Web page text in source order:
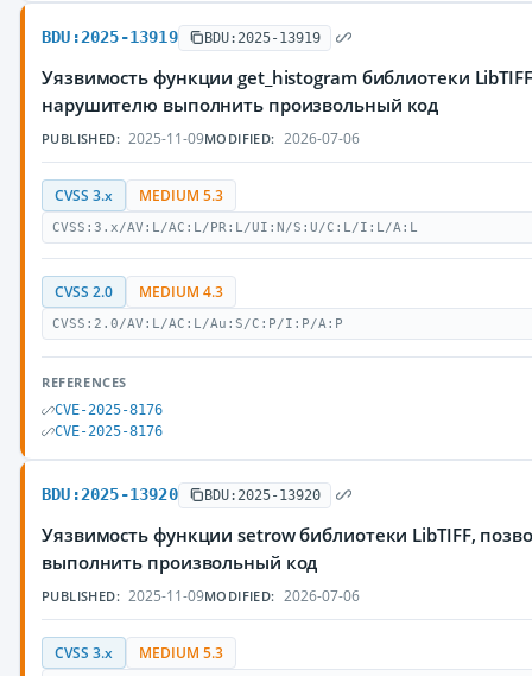
BDU:2025-13919 BDU:2025-13919
Уязвимость функции get_histogram библиотеки
нарушителю выполнить произвольный код
PUBLISHED: 2025-11-09MODIFIED: 2026-07-06
CVSS 3.x MEDIUM 5.3
CVSS:3.x/AV:L/AC:L/PR:L/UI:N/S:U/C:L/I:L/A:L
CVSS 2.0 MEDIUM 4.3
CVSS:2.0/AV:L/AC:L/Au:S/C:P/I:P/A:P
REFERENCES
CVE-2025-8176
CVE-2025-8176
BDU:2025-13920 BDU:2025-13920
Уязвимость функции setrow библиотеки LibTIFF,
выполнить произвольный код
PUBLISHED: 2025-11-09MODIFIED: 2026-07-06
CVSS 3.x MEDIUM 5.3